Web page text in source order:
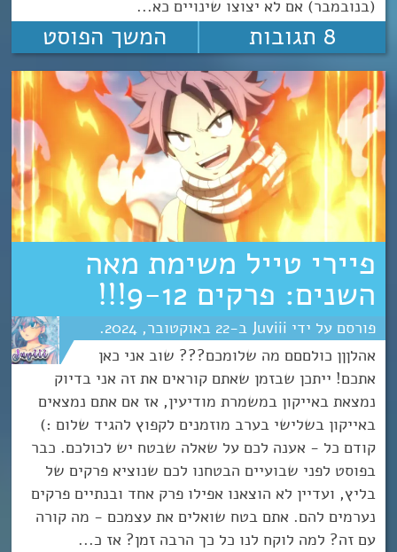
(בנובמבר) אם לא יצוצו שינויים כא...
8 תגובות המשך הפוסט
פיירי טייל משימת מאה
השנים: פרקים 9-12!!!
Juviii
22 אוקטובר 2024
אהלןןן כולםםם מה שלומכם??? שוב אני כאן
אתכם! ייתכן שבזמן שאתם קוראים את זה אני בדיוק
נמצאת באייקון במשמרת מודיעין, אז אם אתם נמצאים
באייקון בשלישי בערב מוזמנים לקפוץ להגיד שלום :)
קודם כל - אענה לכם על שאלה שבטח יש לכולכם. כבר
בפוסט לפני שבועיים הבטחנו לכם שנוציא פרקים של
בליץ, ועדיין לא הוצאנו אפילו פרק אחד ובנתיים פרקים
נערמים להם. אתם בטח שואלים את עצמכם - מה קורה
עם זה? למה לוקח לנו כל כך הרבה זמן? אז כ...